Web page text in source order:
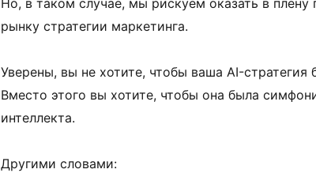
Но, в таком случае, мы рискуем оказать в
рынку стратегии маркетинга.
Уверены, вы не хотите, чтобы ваша AI-
Вместо этого вы хотите, чтобы она была
интеллекта.
Другими словами: